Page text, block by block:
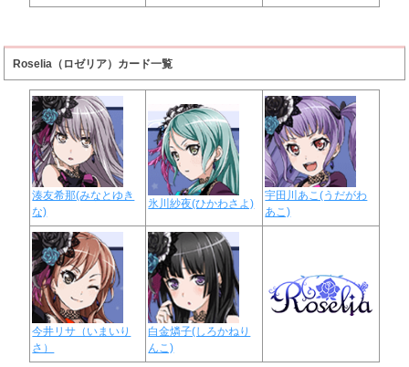
Roselia（ロゼリア）カード一覧
湊友希那(みなとゆき
な)
氷川紗夜(ひかわさよ)
宇田川あこ(うだがわ
あこ)
今井リサ（いまいり
さ）
白金燐子(しろかねり
んこ)